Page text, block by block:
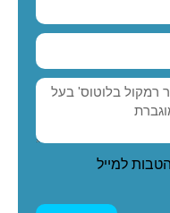
למייל